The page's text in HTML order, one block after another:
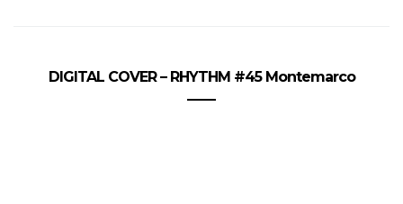
DIGITAL COVER – RHYTHM #45 Montemarco